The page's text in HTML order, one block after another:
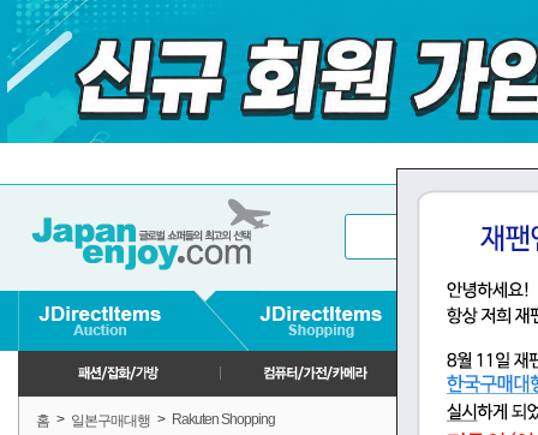
홈 > 일본구매대행 > Rakuten Shopping